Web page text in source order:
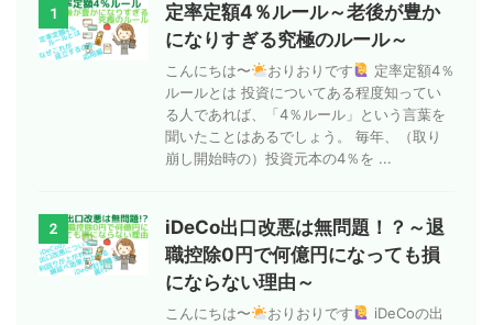
1
定率定額4％ルール～老後が豊か
になりすぎる究極のルール～
こんにちは〜 おりおりです
定率定額4％
ルールとは 投資についてある程度知ってい
る人であれば、「4％ルール」という言葉を
聞いたことはあるでしょう。 毎年、（取り
崩し開始時の）投資元本の4％を ...
2
iDeCo出口改悪は無問題！？～退
職控除0円で何億円になっても損
にならない理由～
こんにちは〜 おりおりです
iDeCoの出